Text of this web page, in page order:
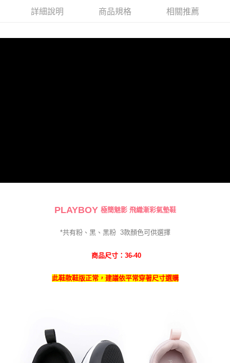
詳細說明 商品規格 相關推薦
PLAYBOY 極簡魅影 飛織漸彩氣墊鞋
*共有粉、黑、黑粉 3款顏色可供選擇
商品尺寸：36-40
此鞋款鞋版正常，建議依平常穿著尺寸選購